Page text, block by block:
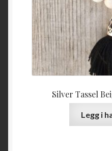
Silver Tassel
Legg i